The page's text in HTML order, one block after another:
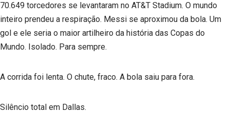
70.649 torcedores se levantaram no AT&T Stadium. O mundo
inteiro prendeu a respiração. Messi se aproximou da bola. Um
gol e ele seria o maior artilheiro da história das Copas do
Mundo. Isolado. Para sempre.
A corrida foi lenta. O chute, fraco. A bola saiu para fora.
Silêncio total em Dallas.